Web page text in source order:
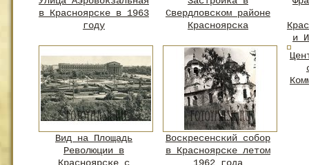
в Красноярске в 1963
году
Свердловском районе
Красноярска
и
Вид на Площадь
Революции в
Воскресенский собор
в Красноярске летом